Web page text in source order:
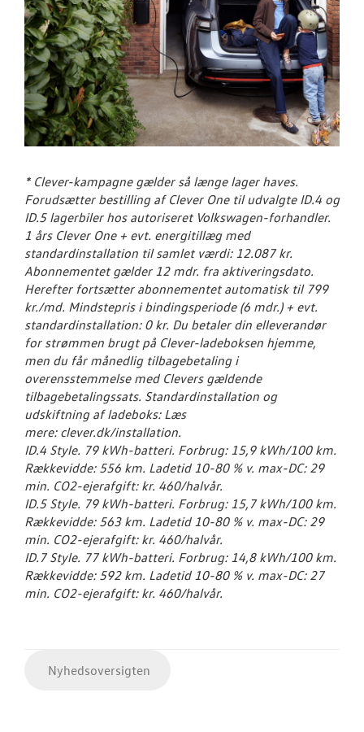
* Clever-kampagne gælder så længe lager haves.
Forudsætter bestilling af Clever One til udvalgte ID.4 og
ID.5 lagerbiler hos autoriseret Volkswagen-forhandler.
1 års Clever One + evt. energitillæg med
standardinstallation til samlet værdi: 12.087 kr.
Abonnementet gælder 12 mdr. fra aktiveringsdato.
Herefter fortsætter abonnementet automatisk til 799
kr./md. Mindstepris i bindingsperiode (6 mdr.) + evt.
standardinstallation: 0 kr. Du betaler din elleverandør
for strømmen brugt på Clever-ladeboksen hjemme,
men du får månedlig tilbagebetaling i
overensstemmelse med Clevers gældende
tilbagebetalingssats. Standardinstallation og
udskiftning af ladeboks: Læs
mere: clever.dk/installation.
ID.4 Style. 79 kWh-batteri. Forbrug: 15,9 kWh/100 km.
Rækkevidde: 556 km. Ladetid 10-80 % v. max-DC: 29
min. CO2-ejerafgift: kr. 460/halvår.
ID.5 Style. 79 kWh-batteri. Forbrug: 15,7 kWh/100 km.
Rækkevidde: 563 km. Ladetid 10-80 % v. max-DC: 29
min. CO2-ejerafgift: kr. 460/halvår.
ID.7 Style. 77 kWh-batteri. Forbrug: 14,8 kWh/100 km.
Rækkevidde: 592 km. Ladetid 10-80 % v. max-DC: 27
min. CO2-ejerafgift: kr. 460/halvår.
Nyhedsoversigten